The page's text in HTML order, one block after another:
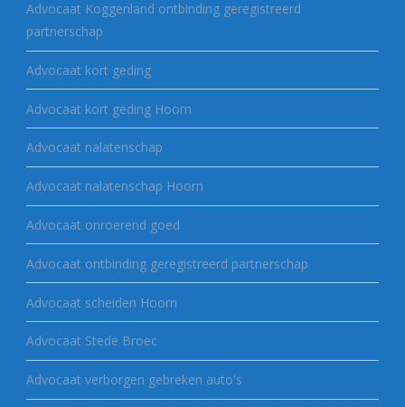
Advocaat Koggenland ontbinding geregistreerd
partnerschap
Advocaat kort geding
Advocaat kort geding Hoorn
Advocaat nalatenschap
Advocaat nalatenschap Hoorn
Advocaat onroerend goed
Advocaat ontbinding geregistreerd partnerschap
Advocaat scheiden Hoorn
Advocaat Stede Broec
Advocaat verborgen gebreken auto's